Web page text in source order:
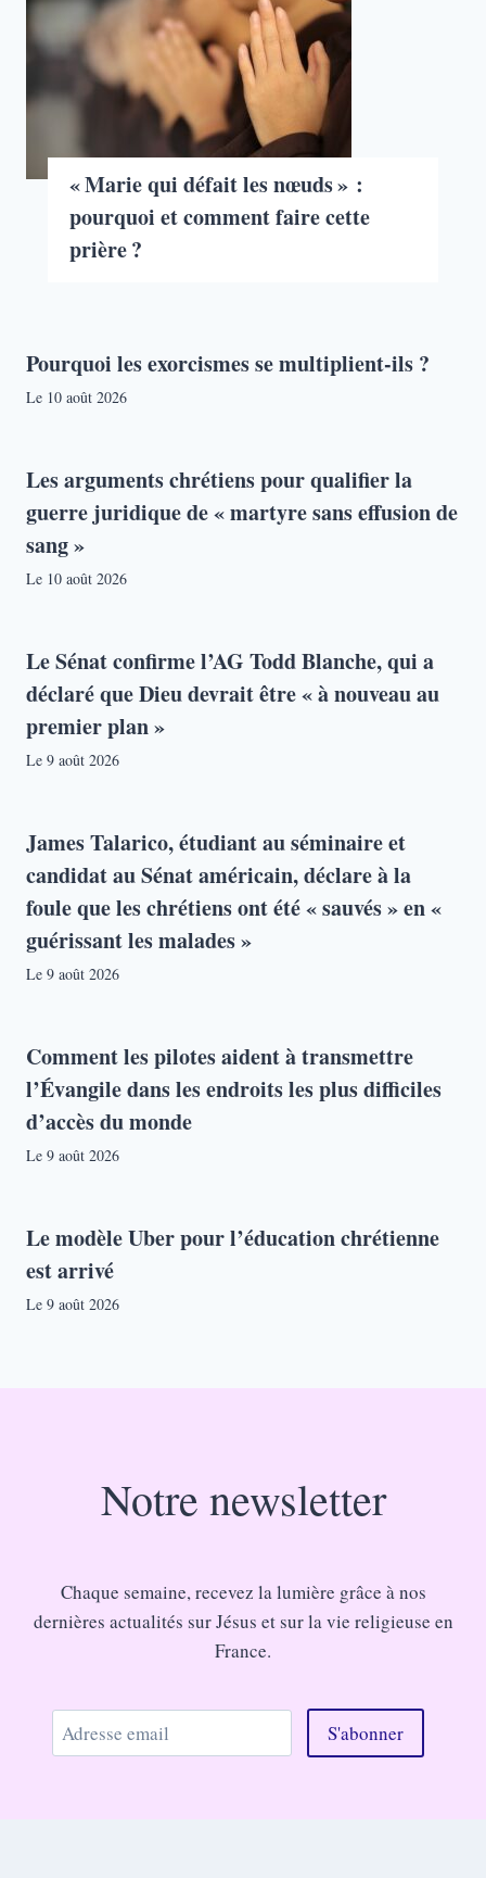
« Marie qui défait les nœuds » :
pourquoi et comment faire cette
prière ?
Pourquoi les exorcismes se multiplient-ils ?
Le 10 août 2026
Les arguments chrétiens pour qualifier la
guerre juridique de « martyre sans effusion de
sang »
Le 10 août 2026
Le Sénat confirme l’AG Todd Blanche, qui a
déclaré que Dieu devrait être « à nouveau au
premier plan »
Le 9 août 2026
James Talarico, étudiant au séminaire et
candidat au Sénat américain, déclare à la
foule que les chrétiens ont été « sauvés » en «
guérissant les malades »
Le 9 août 2026
Comment les pilotes aident à transmettre
l’Évangile dans les endroits les plus difficiles
d’accès du monde
Le 9 août 2026
Le modèle Uber pour l’éducation chrétienne
est arrivé
Le 9 août 2026
Notre newsletter
Chaque semaine, recevez la lumière grâce à nos
dernières actualités sur Jésus et sur la vie religieuse en
France.